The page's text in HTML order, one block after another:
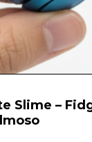
Slime –